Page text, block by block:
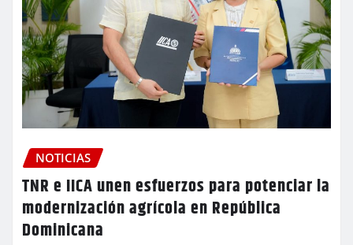
NOTICIAS
TNR e IICA unen esfuerzos para potenciar la
modernización agrícola en República
Dominicana